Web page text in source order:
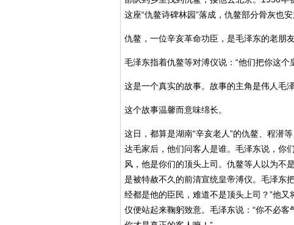
这座“仇鳌诗碑林园”落成，仇鳌部分骨灰也安
仇鳌，一位辛亥革命功臣，是毛泽东的老朋
毛泽东指着仇鳌等对溥仪说：“他们把你这个
这是一个真实的故事。故事的主角是伟人毛
这个故事温馨而意味绵长。
这日，都算是湖南“辛亥老人”的仇鳌、程潜
达毛家后，他们问客人是谁。毛泽东说，你
风，他是你们的顶头上司。仇鳌等人以为不
是被特赦不久的前清宣统皇帝溥仪。毛泽东
经都是他的臣民，难道不是顶头上司？”他
仪便站起来鞠躬致意。毛泽东说：“你不必